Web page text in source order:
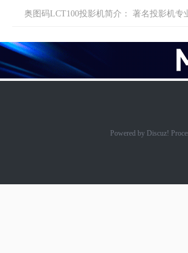
奥图码LCT100投影机简介： 著名投影机
Powered by Discuz!